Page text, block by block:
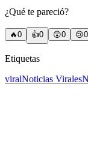
¿Qué te pareció?
🔥0 👍0 😲0 😢0
Etiquetas
viralNoticias Virales